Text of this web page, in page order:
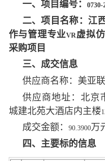
一、项目编号： 0730-
二、项目名称：江
作与管理专业VR 虚拟
采购项目
三、成交信息
供应商名称：美亚
供应商地址：北京
城建北苑大酒店内主楼
成交金额：
90.3900万
四、主要标的信息